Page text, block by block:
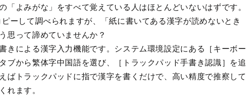
「よみがな」をすべて覚えている人はほとんどいないはずです。
ーして調べられますが、「紙に書いてある漢字が読めないとき
思って諦めていませんか？
きによる漢字入力機能です。システム環境設定にある［キーボー
ブから繁体字中国語を選び、［トラックパッド手書き認識］を追
ばトラックパッドに指で漢字を書くだけで、高い精度で推察して
れます。